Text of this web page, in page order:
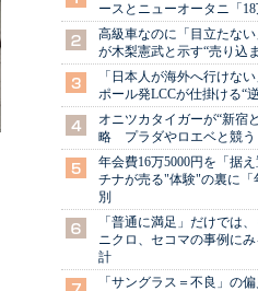
ースとニューオータニ「
高級車なのに「目立たな
が木梨憲武と示す“売り込
「日本人が海外へ行けな
ポール発LCCが仕掛ける“
オニツカタイガーが“新宿
略 プラダやロエベと競う
年会費16万5000円を「据
チナが売る"体験"の裏に「
別
「普通に満足」だけでは
ニクロ、セコマの事例に
計
「サングラス＝不良」の